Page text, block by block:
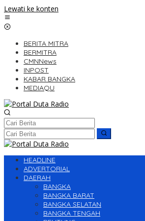
Lewati ke konten
BERITA MITRA
BERMITRA
CMNNews
INPOST
KABAR BANGKA
MEDIAQU
HEADLINE
ADVERTORIAL
DAERAH
BANGKA
BANGKA BARAT
BANGKA SELATAN
BANGKA TENGAH